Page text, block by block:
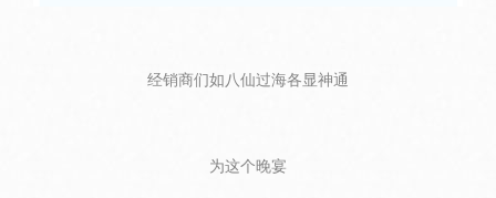
经销商们如八仙过海各显神通
为这个晚宴